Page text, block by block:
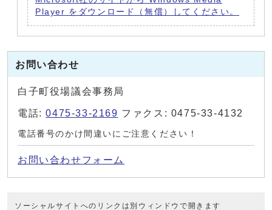
Player をダウンロード（無償）してください。
お問い合わせ
白子町役場議会事務局
電話:0475-33-2169 ファクス: 0475-33-4132
電話番号のかけ間違いにご注意ください！
お問い合わせフォーム
ソーシャルサイトへのリンクは別ウィンドウで開きます